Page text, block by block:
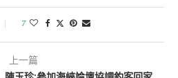
7
上一篇